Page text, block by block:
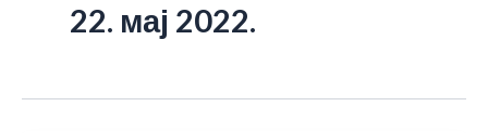
22. мај 2022.